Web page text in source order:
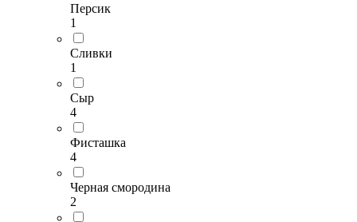
Персик
1
Сливки
1
Сыр
4
Фисташка
4
Черная смородина
2